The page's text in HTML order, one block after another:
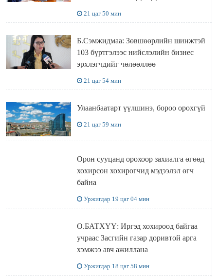
21 цаг 50 мин
Б.Сэмжидмаа: Зөвшөөрлийн шинжтэй
103 бүртгэлээс нийслэлийн бизнес
эрхлэгчдийг чөлөөллөө
21 цаг 54 мин
Улаанбаатарт үүлшинэ, бороо орохгүй
21 цаг 59 мин
Орон сууцанд орохоор захиалга өгөөд
хохирсон хохирогчид мэдээлэл өгч
байна
Уржигдар 19 цаг 04 мин
О.БАТХҮҮ: Иргэд хохироод байгаа
учраас Засгийн газар доривтой арга
хэмжээ авч ажиллана
Уржигдар 18 цаг 58 мин